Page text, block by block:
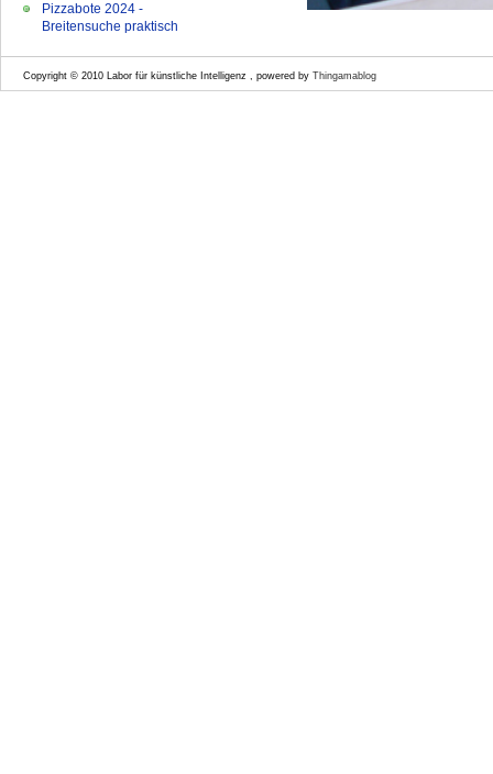
Pizzabote 2024 -
Breitensuche praktisch
Copyright © 2010 Labor für künstliche Intelligenz , powered by Thingamablog